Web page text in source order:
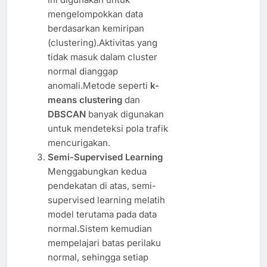
mengelompokkan data
berdasarkan kemiripan
(clustering).Aktivitas yang
tidak masuk dalam cluster
normal dianggap
anomali.Metode seperti k-
means clusteringdan
DBSCANbanyak digunakan
untuk mendeteksi pola trafik
mencurigakan.
Semi-Supervised Learning
Menggabungkan kedua
pendekatan di atas, semi-
supervised learning melatih
model terutama pada data
normal.Sistem kemudian
mempelajari batas perilaku
normal, sehingga setiap